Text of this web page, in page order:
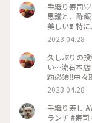
手織り寿司♡
思議と、酢
美しい❣️ 特に
酒🍶♡ 素敵
京都 #烏丸本
2023.04.28
久しぶりの
い…流石本店
約必須‼︎中々
GW人すごそ
司
2023.04.28
手織り寿し
ランチ #寿